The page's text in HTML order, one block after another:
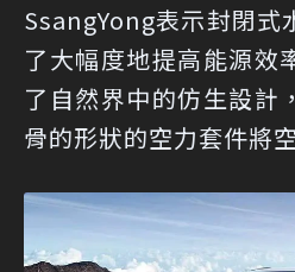
SsangYong表示封閉式
了大幅度地提高能源效
了自然界中的仿生設計
骨的形狀的空力套件將